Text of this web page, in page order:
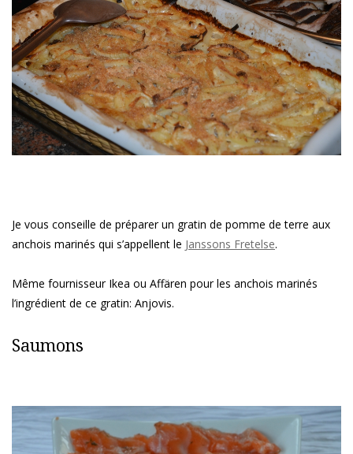
Je vous conseille de préparer un gratin de pomme de terre aux
anchois marinés qui s’appellent le Janssons Fretelse.
Même fournisseur Ikea ou Affären pour les anchois marinés
l’ingrédient de ce gratin: Anjovis.
Saumons